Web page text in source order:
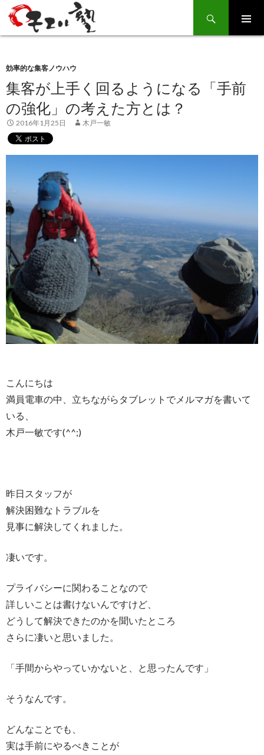
Search
SKIP
TO
効率的な集客ノウハウ
集客が上手く回るようになる「手前
の強化」の考えた方とは？
2016年1月25日 木戸一敏
こんにちは
満員電車の中、立ちながらタブレットでメルマガを書いて
いる、
木戸一敏です(^^;)
昨日スタッフが
解決困難なトラブルを
見事に解決してくれました。
凄いです。
プライバシーに関わることなので
詳しいことは書けないんですけど、
どうして解決できたのかを聞いたところ
さらに凄いと思いました。
「手間からやっていかないと、と思ったんです」
そうなんです。
どんなことでも、
実は手前にやるべきことが